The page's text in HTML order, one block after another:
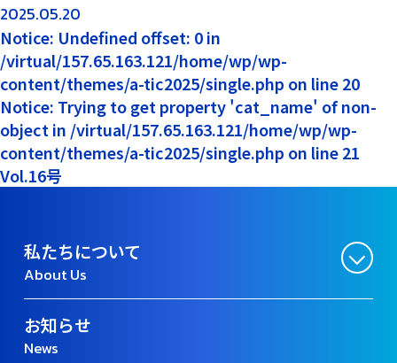
2025.05.20
Notice: Undefined offset: 0 in
/virtual/157.65.163.121/home/wp/wp-
content/themes/a-tic2025/single.php on line 20
Notice: Trying to get property 'cat_name' of non-
object in /virtual/157.65.163.121/home/wp/wp-
content/themes/a-tic2025/single.php on line 21
Vol.16号
私たちについて
About Us
お知らせ
News